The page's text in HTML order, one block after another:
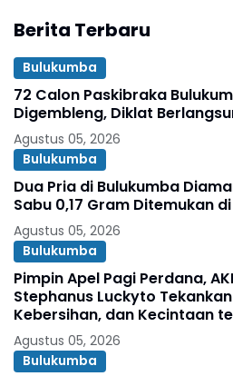
Berita Terbaru
Bulukumba
72 Calon Paskibraka
Digembleng, Diklat
Agustus 05, 2026
Bulukumba
Dua Pria di Bulukumba
Sabu 0,17 Gram Ditemukan
Agustus 05, 2026
Bulukumba
Pimpin Apel Pagi Perdana,
Stephanus Luckyto
Kebersihan, dan Kecintaan
Organisasi
Agustus 05, 2026
Bulukumba